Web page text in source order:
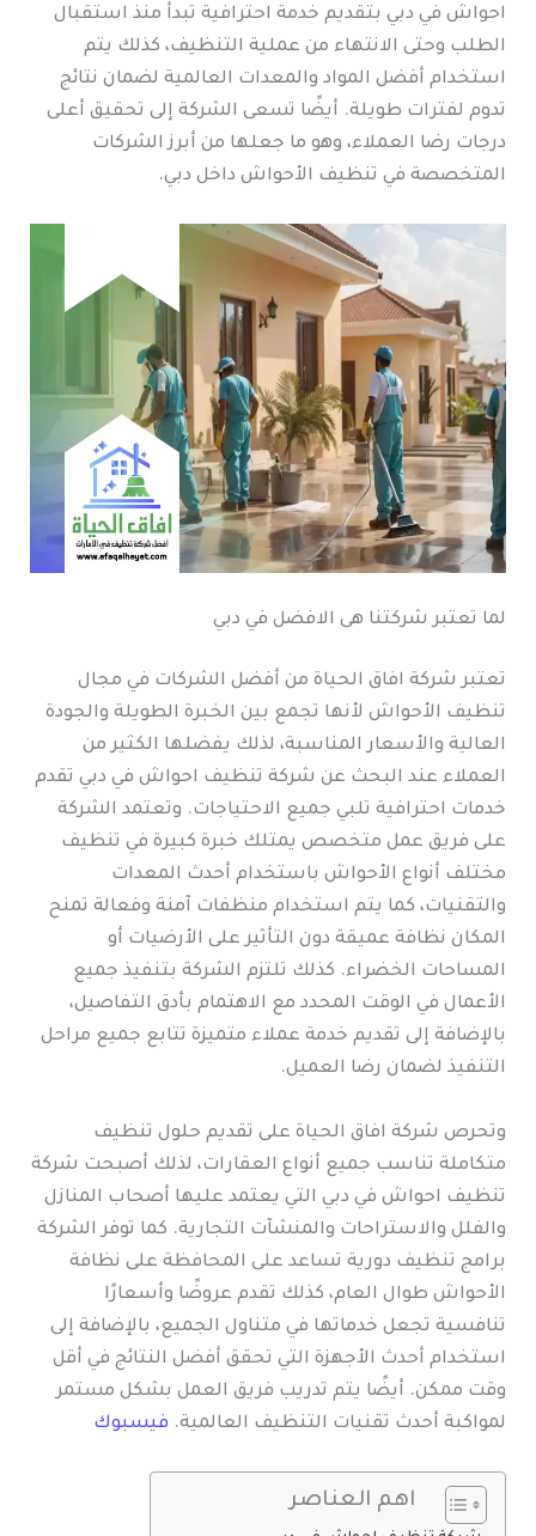
احواش في دبي بتقديم خدمة احترافية تبدأ منذ استقبال
الطلب وحتى الانتهاء من عملية التنظيف، كذلك يتم
استخدام أفضل المواد والمعدات العالمية لضمان نتائج
تدوم لفترات طويلة. أيضًا تسعى الشركة إلى تحقيق أعلى
درجات رضا العملاء، وهو ما جعلها من أبرز الشركات
المتخصصة في تنظيف الأحواش داخل دبي.
لما تعتبر شركتنا هى الافضل في دبي
تعتبر شركة افاق الحياة من أفضل الشركات في مجال
تنظيف الأحواش لأنها تجمع بين الخبرة الطويلة والجودة
العالية والأسعار المناسبة، لذلك يفضلها الكثير من
العملاء عند البحث عن شركة تنظيف احواش في دبي تقدم
خدمات احترافية تلبي جميع الاحتياجات. وتعتمد الشركة
على فريق عمل متخصص يمتلك خبرة كبيرة في تنظيف
مختلف أنواع الأحواش باستخدام أحدث المعدات
والتقنيات، كما يتم استخدام منظفات آمنة وفعالة تمنح
المكان نظافة عميقة دون التأثير على الأرضيات أو
المساحات الخضراء. كذلك تلتزم الشركة بتنفيذ جميع
الأعمال في الوقت المحدد مع الاهتمام بأدق التفاصيل،
بالإضافة إلى تقديم خدمة عملاء متميزة تتابع جميع مراحل
التنفيذ لضمان رضا العميل.
وتحرص شركة افاق الحياة على تقديم حلول تنظيف
متكاملة تناسب جميع أنواع العقارات، لذلك أصبحت شركة
تنظيف احواش في دبي التي يعتمد عليها أصحاب المنازل
والفلل والاستراحات والمنشآت التجارية. كما توفر الشركة
برامج تنظيف دورية تساعد على المحافظة على نظافة
الأحواش طوال العام، كذلك تقدم عروضًا وأسعارًا
تنافسية تجعل خدماتها في متناول الجميع، بالإضافة إلى
استخدام أحدث الأجهزة التي تحقق أفضل النتائج في أقل
وقت ممكن. أيضًا يتم تدريب فريق العمل بشكل مستمر
لمواكبة أحدث تقنيات التنظيف العالمية. فيسبوك
اهم العناصر